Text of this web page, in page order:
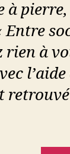
pierre,
Entre
rien à